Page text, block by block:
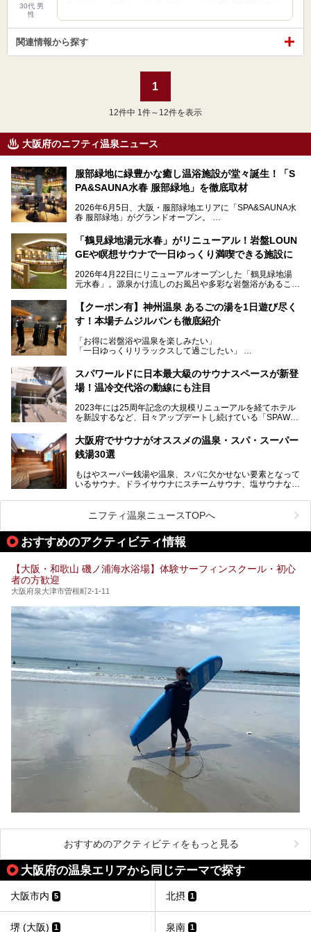
30代 男
性
関連情報から探す
1
12件中 1件～12件を表示
大阪府のニフティ温泉ニュース
服部緑地に緑豊かな癒し温浴施設が堂々誕生！「S
PA&SAUNA水春 服部緑地」を徹底取材
2026年6月5日、大阪・服部緑地エリアに「SPA&SAUNA水
春 服部緑地」がグランドオープン。
当初の計画から約5年の時を経て誕生した本施設は、温泉・
サウナ・岩盤浴・フィットネス・ラウンジ・レストランなど
を融合した、これまでの“水春”のイメージをさらに進化させ
今回はオープン前の内覧会に参加し、館内のこだわりポイン
サウナー注目の3種のサウナや160cmの深水風呂、没入感の
高い岩盤浴エリア、日本最大の台数を誇る最新AIフィットネ
スマシンなど、見どころ満載の館内を詳しくご紹介します。
「鶴見緑地湯元水春」がリニューアル！岩盤LOUN
GEや瞑想サウナで一日ゆっくり満喫できる施設に
2026年4月22日にリニューアルオープンした「鶴見緑地湯
元水春」。源泉かけ流しのお風呂や多彩な岩盤浴があること
に“一日中くつろげる場所”としてパワーアップしています。
今回のリニューアルでは、新たに登場した瞑想サウナをはじ
見どころが盛りだくさん。日常の疲れを癒やしたい方はもち
ろん、休日にゆったり過ごしたい方にもぴったりの内容とな
本記事では、そんなリニューアル後の注目ポイントを詳しく
紹介します。これから「鶴見緑地湯元水春」に訪れる方や、
い。
【クーポン有】神州温泉 あるごの湯を1日遊び尽く
す！本場チムジルバンも徹底紹介
「お得に岩盤浴や温泉を楽しみたい」
「一日ゆっくりリラックスして過ごしたい」
利用できる「神州温泉 あるごの湯」です。
あるごの湯は、大阪府豊中市にある日帰り温浴施設で、阪急
チムジルバン（岩盤浴）を中心に、発汗・リラックス・漫画
タイムまで満喫できる長時間滞在型の施設なので、一日中ゆ
る迫力ある熱波パフォーマンスも毎日行われており、“とと
のう”体験をしっかり楽しめるのもポイントです。
ケやボウリングといった遊び場もあり、友人同士やカップル
で“遊び+癒し”の一日を過ごすのにもぴったり。
処にいたるまで魅力をたっぷり堪能してきたので、その全容
スパワールドに日本最大級のサウナスペースが新登
場！温冷交代浴の動線にも注目
2023年には25周年記念の大規模リニューアルを経てホテル
を新設するなど、日々アップデートし続けている「SPAWO
そんなスパワールドが2025年11月15日（土）に、新たな浴
室や日本最大級140人収容の大規模サウナを携えてリニュー
アルオープン！浴室である4F・6Fそれぞれにリニューアル
大規模リニューアルの全容を確認すべく、リニューアルプレ
オープンイベントに行ってきました！今回はそのリニューア
大阪府でサウナがオススメの温泉・スパ・スーパー
銭湯30選
もはやスーパー銭湯や温泉、スパに欠かせない要素となって
いるサウナ。ドライサウナにスチームサウナ、塩サウナな
ペース、ロウリュウなど、心ゆくまで楽しむためのサービス
が充実した施設も多くみられます。
今回はそんなサウナにこだわった、大阪府内のオススメ温
泉・銭湯・スパを30件紹介したいと思います！
ニフティ温泉ニュースTOPへ
おすすめのアクティビティ情報
【大阪・和歌山 磯ノ浦海水浴場】体験サーフィンスクール・初心
者の方歓迎
大阪府泉大津市曽根町2-1-11
おすすめのアクティビティをもっと見る
大阪府の温泉エリアから同じテーマで探す
大阪市内 5 北摂 1
堺 (大阪) 1 泉南 1